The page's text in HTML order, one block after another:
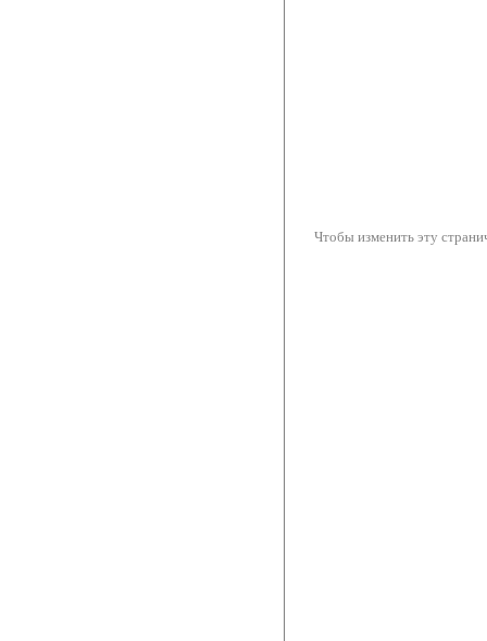
Чтобы изменить эту